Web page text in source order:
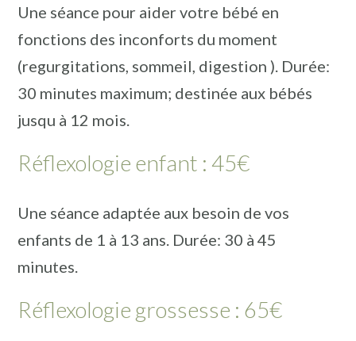
Une séance pour aider votre bébé en
fonctions des inconforts du moment
(regurgitations, sommeil, digestion ). Durée:
30 minutes maximum; destinée aux bébés
jusqu à 12 mois.
Réflexologie enfant : 45€
Une séance adaptée aux besoin de vos
enfants de 1 à 13 ans. Durée: 30 à 45
minutes.
Réflexologie grossesse : 65€